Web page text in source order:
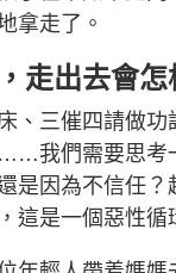
拿走了。
走出去會怎
、三催四請做功
我們需要思考
是因為不信任？
這是一個惡性循